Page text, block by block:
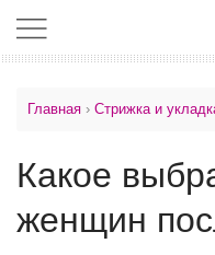
Главная › Стрижка и
Какое
женщин